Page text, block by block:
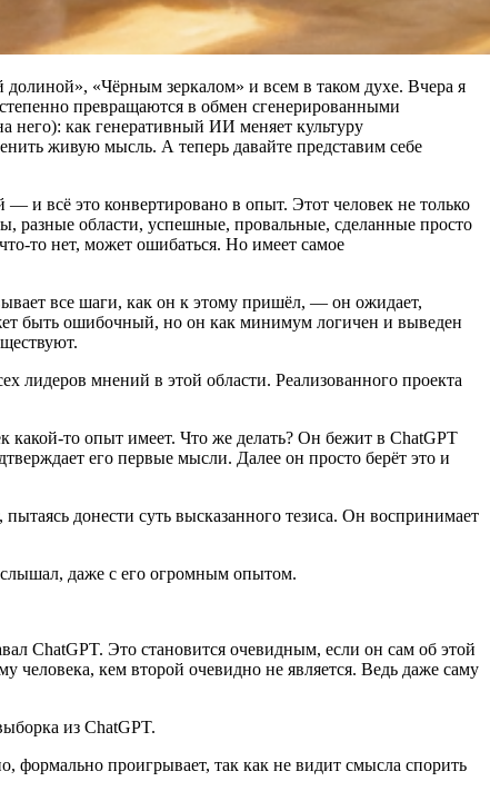
«Чёрным зеркалом» и всем в таком духе. Вчера я
превращаются в обмен сгенерированными
него): как генеративный ИИ меняет культуру
живую мысль. А теперь давайте представим себе
и всё это конвертировано в опыт. Этот человек не только
разные области, успешные, провальные, сделанные просто
нет, может ошибаться. Но имеет самое
все шаги, как он к этому пришёл, — он ожидает,
быть ошибочный, но он как минимум логичен и выведен
лидеров мнений в этой области. Реализованного проекта
опыт имеет. Что же делать? Он бежит в ChatGPT
его первые мысли. Далее он просто берёт это и
донести суть высказанного тезиса. Он воспринимает
даже с его огромным опытом.
ChatGPT. Это становится очевидным, если он сам об этой
человека, кем второй очевидно не является. Ведь даже саму
из ChatGPT.
формально проигрывает, так как не видит смысла спорить